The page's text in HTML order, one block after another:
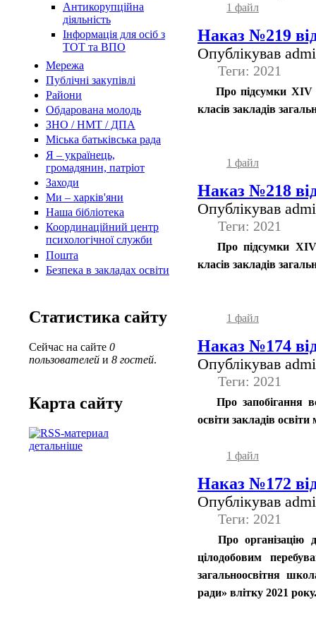
Антикорупційна
діяльність
Інформація для осіб з
ТОТ та ВПО
Мережа
Публічні закупівлі
Райони
Обдарована молодь
ЗНО / НМТ / ДПА
Міська батьківська рада
Я – українець,
громадянин, патріот
Заходи
Ми – харків'яни
Наша бібліотека
Координаційний центр
психологічної служби
Пошта
Безпека в закладах освіти
Статистика сайту
Сейчас на сайте 0
пользователей и 8 гостей.
Карта сайту
детальніше
1 файл
Наказ №219
Опублікував
Теги: 2021
Про підсумки ХІV
класів закладів
1 файл
Наказ №218
Опублікував
Теги: 2021
Про підсумки ХІV
класів закладів
1 файл
Наказ №174
Опублікував
Теги: 2021
Про запобігання
освіти закладів
1 файл
Наказ №172
Опублікував
Теги: 2021
Про організацію
цілодобовим
загальноосвітня
ради» влітку 2021